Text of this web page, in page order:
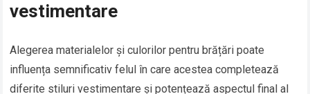
vestimentare
Alegerea materialelor și culorilor pentru brățări poate
influența semnificativ felul în care acestea completează
diferite stiluri vestimentare și potențează aspectul final al